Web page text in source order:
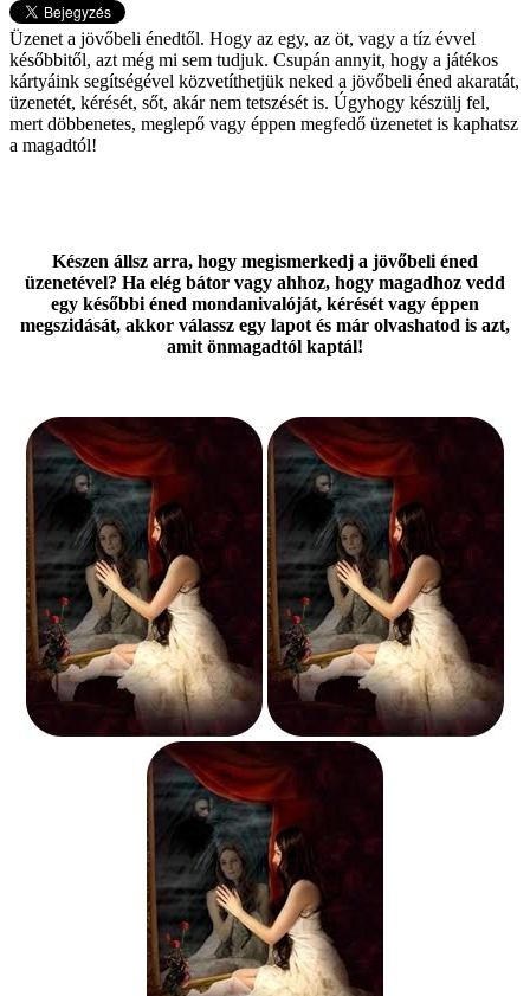
Üzenet a jövőbeli énedtől. Hogy az egy, az öt, vagy a tíz évvel
későbbitől, azt még mi sem tudjuk. Csupán annyit, hogy a játékos
kártyáink segítségével közvetíthetjük neked a jövőbeli éned akaratát,
üzenetét, kérését, sőt, akár nem tetszését is. Úgyhogy készülj fel,
mert döbbenetes, meglepő vagy éppen megfedő üzenetet is kaphatsz
a magadtól!
Készen állsz arra, hogy megismerkedj a jövőbeli éned
üzenetével? Ha elég bátor vagy ahhoz, hogy magadhoz vedd
egy későbbi éned mondanivalóját, kérését vagy éppen
megszidását, akkor válassz egy lapot és már olvashatod is azt,
amit önmagadtól kaptál!